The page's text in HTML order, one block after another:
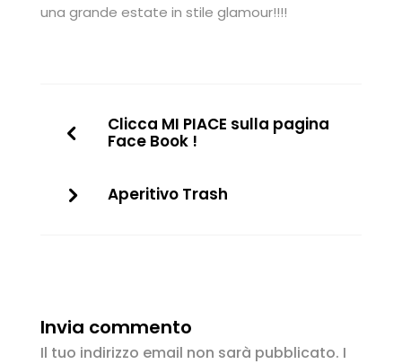
una grande estate in stile glamour!!!!
Clicca MI PIACE sulla pagina
Face Book !
Aperitivo Trash
Invia commento
Il tuo indirizzo email non sarà pubblicato. I